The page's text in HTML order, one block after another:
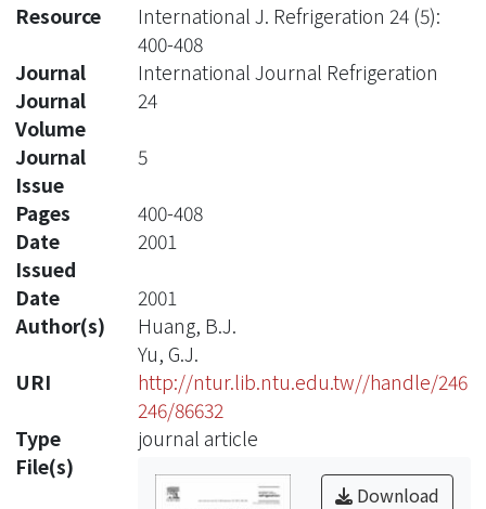
Resource
International J. Refrigeration 24 (5):
400-408
Journal
International Journal Refrigeration
Journal
Volume
24
Journal
Issue
5
Pages
400-408
Date
Issued
2001
Date
2001
Author(s)
Huang, B.J.
Yu, G.J.
URI
http://ntur.lib.ntu.edu.tw//handle/246
246/86632
Type
journal article
File(s)
Download